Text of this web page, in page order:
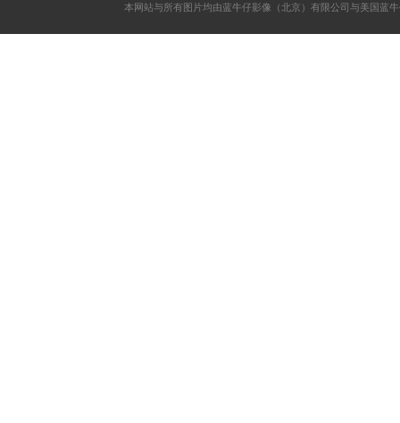
本网站与所有图片均由蓝牛仔影像（北京）有限公司与美国蓝